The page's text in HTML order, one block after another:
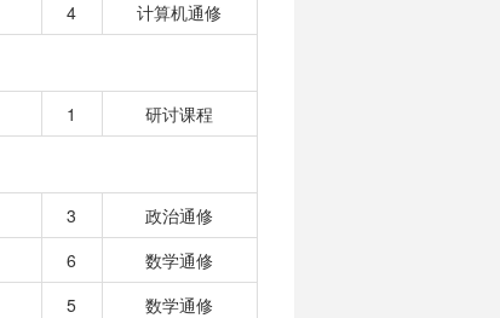
4 计算机通修
1 研讨课程
3
政治通修
6
数学通修
5
数学通修